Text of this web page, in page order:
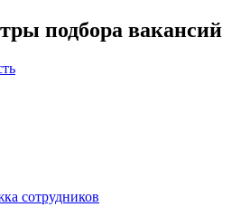
подбора вакансий
сотрудников